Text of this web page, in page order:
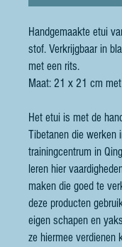
Handgemaakte etui
stof. Verkrijgbaar in
met een rits.
Maat: 21 x 21 cm
Het etui is met de
Tibetanen die werken
trainingcentrum in
leren hier
maken die goed te
deze producten
eigen schapen en
ze hiermee verdienen